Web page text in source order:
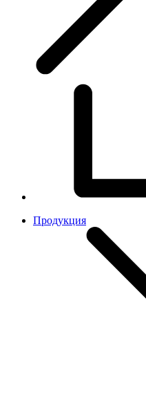
Продукция